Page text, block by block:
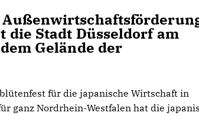
die Stadt Düsseldorf am
Gelände der
für die japanische Wirtschaft in
ganz Nordrhein-Westfalen hat die